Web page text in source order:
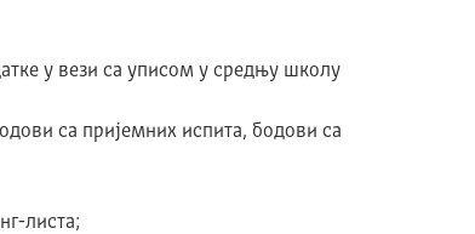
у вези са уписом у средњу школу
са пријемних испита, бодови са
листа;